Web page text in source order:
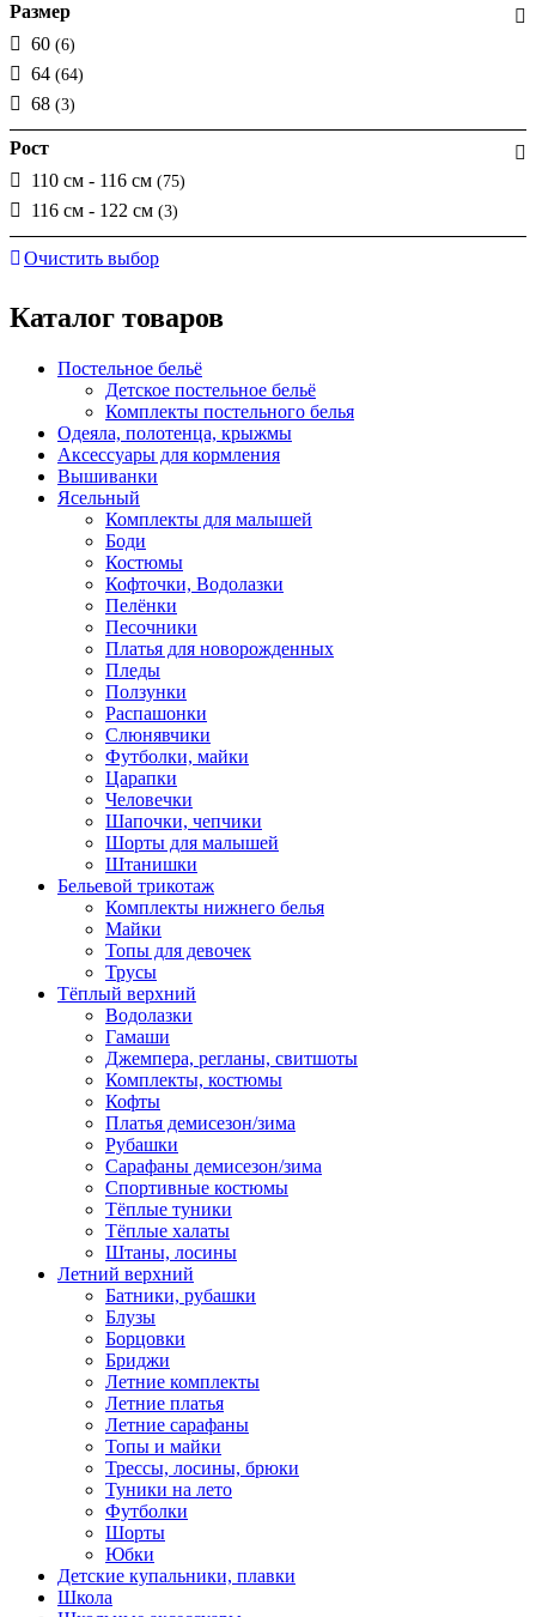
Размер
60 (6)
64 (64)
68 (3)
Рост
110 см - 116 см (75)
116 см - 122 см (3)
Очистить выбор
Каталог товаров
Постельное бельё
Детское постельное бельё
Комплекты постельного белья
Одеяла, полотенца, крыжмы
Аксессуары для кормления
Вышиванки
Ясельный
Комплекты для малышей
Боди
Костюмы
Кофточки, Водолазки
Пелёнки
Песочники
Платья для новорожденных
Пледы
Ползунки
Распашонки
Слюнявчики
Футболки, майки
Царапки
Человечки
Шапочки, чепчики
Шорты для малышей
Штанишки
Бельевой трикотаж
Комплекты нижнего белья
Майки
Топы для девочек
Трусы
Тёплый верхний
Водолазки
Гамаши
Джемпера, регланы, свитшоты
Комплекты, костюмы
Кофты
Платья демисезон/зима
Рубашки
Сарафаны демисезон/зима
Спортивные костюмы
Тёплые туники
Тёплые халаты
Штаны, лосины
Летний верхний
Батники, рубашки
Блузы
Борцовки
Бриджи
Летние комплекты
Летние платья
Летние сарафаны
Топы и майки
Трессы, лосины, брюки
Туники на лето
Футболки
Шорты
Юбки
Детские купальники, плавки
Школа